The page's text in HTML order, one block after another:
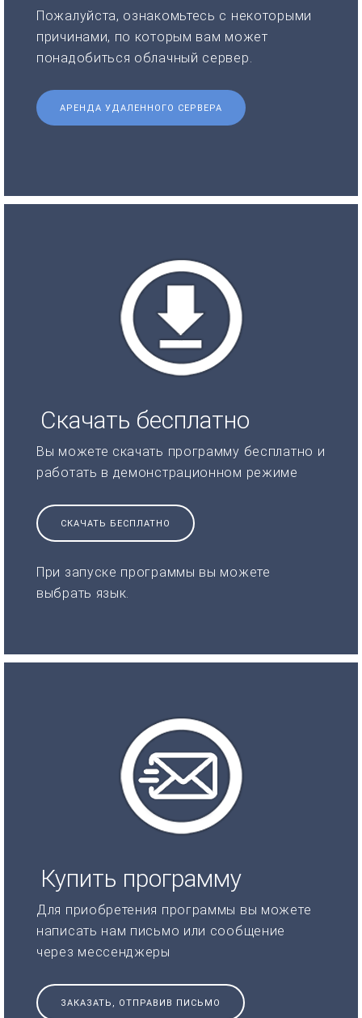
Пожалуйста, ознакомьтесь с некоторыми
причинами, по которым вам может
понадобиться облачный сервер.
АРЕНДА УДАЛЕННОГО СЕРВЕРА
Скачать бесплатно
Вы можете скачать программу бесплатно и
работать в демонстрационном режиме
СКАЧАТЬ БЕСПЛАТНО
При запуске программы вы можете
выбрать язык.
Купить программу
Для приобретения программы вы можете
написать нам письмо или сообщение
через мессенджеры
ЗАКАЗАТЬ, ОТПРАВИВ ПИСЬМО